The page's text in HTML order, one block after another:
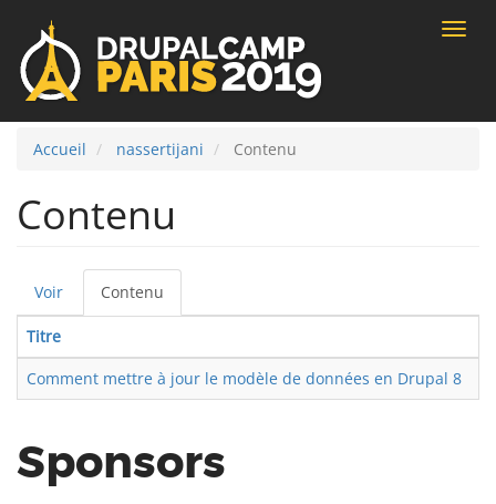
Toggle
Accueil nassertijani Contenu
Contenu
Onglets
principaux
Voir Contenu
actif)
Titre
Comment mettre à jour le modèle de données en Drupal 8
Sponsors